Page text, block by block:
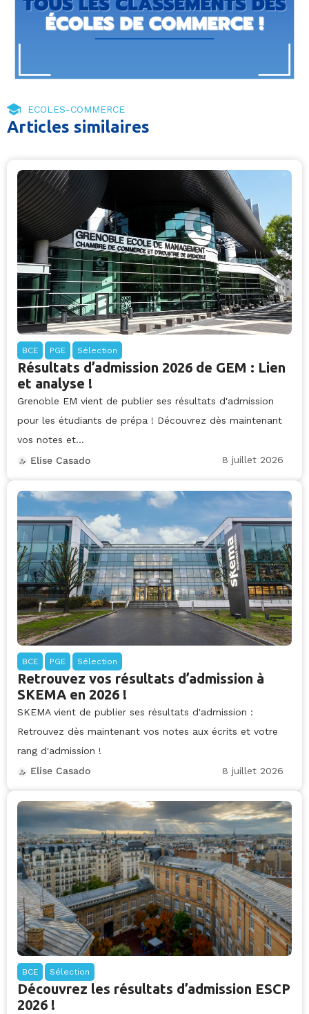
ECOLES-COMMERCE
Articles similaires
BCE PGE Sélection
Résultats d’admission 2026 de GEM : Lien
et analyse !
Grenoble EM vient de publier ses résultats d'admission
pour les étudiants de prépa ! Découvrez dès maintenant
vos notes et...
Elise Casado
8 juillet 2026
BCE PGE Sélection
Retrouvez vos résultats d’admission à
SKEMA en 2026 !
SKEMA vient de publier ses résultats d'admission :
Retrouvez dès maintenant vos notes aux écrits et votre
rang d'admission !
Elise Casado
8 juillet 2026
BCE Sélection
Découvrez les résultats d’admission ESCP
2026 !